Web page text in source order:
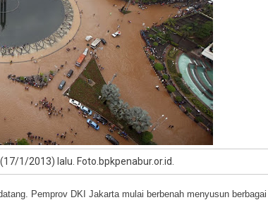
1/2013) lalu. Foto.bpkpenabur.or.id.
Pemprov DKI Jakarta mulai berbenah menyusun berbagai